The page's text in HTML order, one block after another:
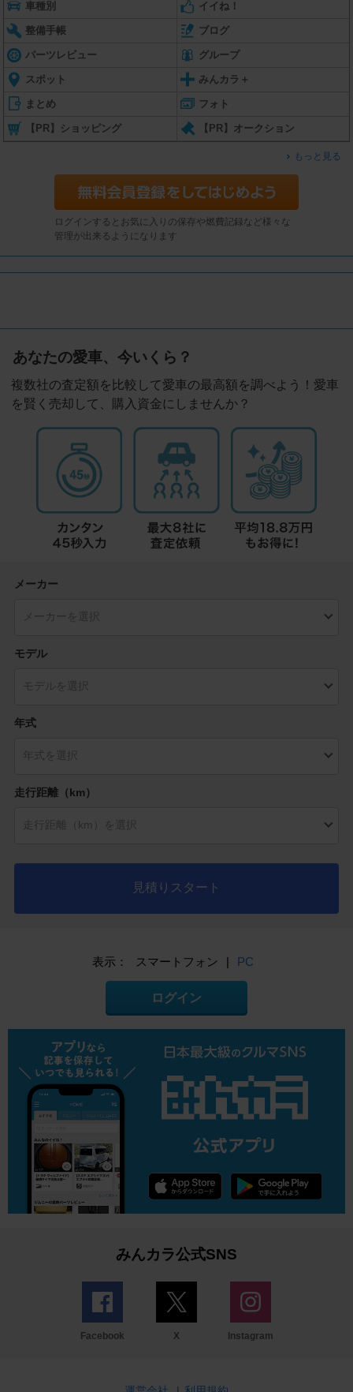
車種別 イイね！
整備手帳 ブログ
パーツレビュー グループ
スポット みんカラ＋
まとめ フォト
【PR】ショッピング 【PR】オークション
もっと見る
ログインするとお気に入りの保存や燃費記録など様々な
管理が出来るようになります
あなたの愛車、今いくら？
複数社の査定額を比較して愛車の最高額を調べよう！愛車
を賢く売却して、購入資金にしませんか？
メーカー
モデル
年式
走行距離（km）
見積りスタート
表示： スマートフォン | PC
ログイン
みんカラ公式SNS
Facebook X Instagram